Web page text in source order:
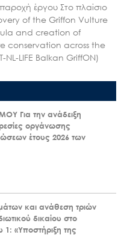
παροχή έργου Στο πλαίσιο
of the Griffon Vulture
and creation of
conservation across the
NL-LIFE Balkan GriffON)
Για την ανάδειξη
οργάνωσης
έτους 2026 των
και ανάθεση τριών
δικαίου στο
«Υποστήριξη της